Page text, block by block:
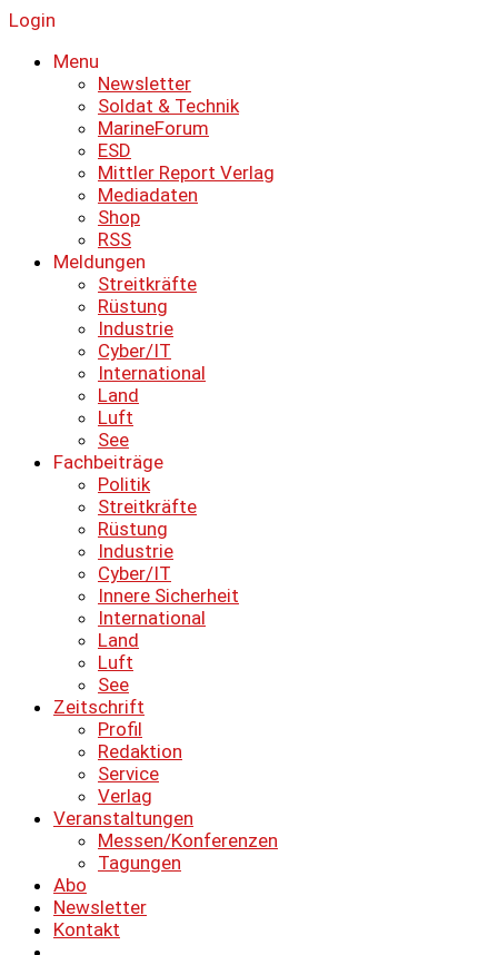
Login
Menu
Newsletter
Soldat & Technik
MarineForum
ESD
Mittler Report Verlag
Mediadaten
Shop
RSS
Meldungen
Streitkräfte
Rüstung
Industrie
Cyber/IT
International
Land
Luft
See
Fachbeiträge
Politik
Streitkräfte
Rüstung
Industrie
Cyber/IT
Innere Sicherheit
International
Land
Luft
See
Zeitschrift
Profil
Redaktion
Service
Verlag
Veranstaltungen
Messen/Konferenzen
Tagungen
Abo
Newsletter
Kontakt